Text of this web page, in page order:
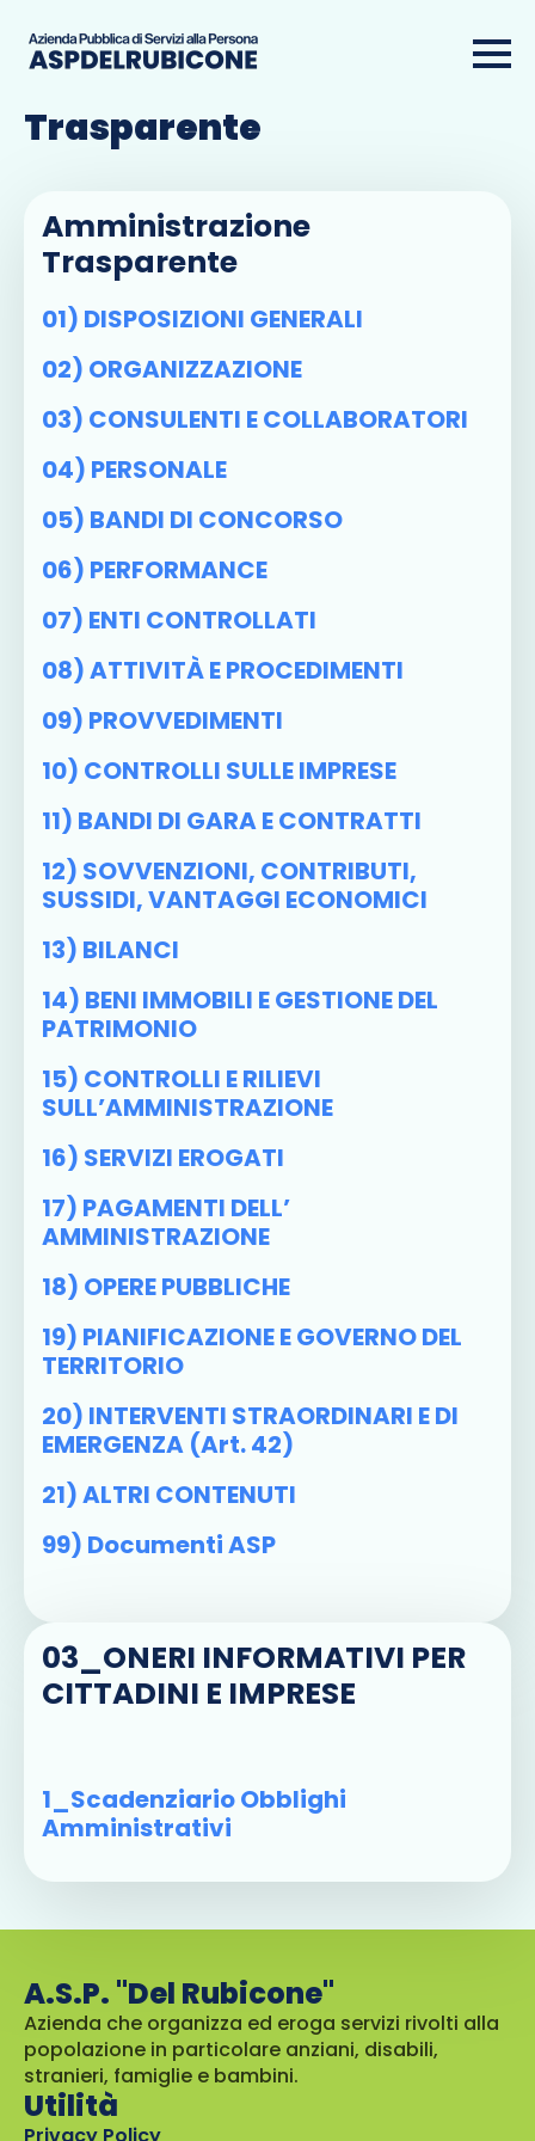
Amministrazione
Trasparente
Amministrazione
Trasparente
01) DISPOSIZIONI GENERALI
02) ORGANIZZAZIONE
03) CONSULENTI E COLLABORATORI
04) PERSONALE
05) BANDI DI CONCORSO
06) PERFORMANCE
07) ENTI CONTROLLATI
08) ATTIVITÀ E PROCEDIMENTI
09) PROVVEDIMENTI
10) CONTROLLI SULLE IMPRESE
11) BANDI DI GARA E CONTRATTI
12) SOVVENZIONI, CONTRIBUTI,
SUSSIDI, VANTAGGI ECONOMICI
13) BILANCI
14) BENI IMMOBILI E GESTIONE DEL
PATRIMONIO
15) CONTROLLI E RILIEVI
SULL’AMMINISTRAZIONE
16) SERVIZI EROGATI
17) PAGAMENTI DELL’
AMMINISTRAZIONE
18) OPERE PUBBLICHE
19) PIANIFICAZIONE E GOVERNO DEL
TERRITORIO
20) INTERVENTI STRAORDINARI E DI
EMERGENZA (art. 42)
21) ALTRI CONTENUTI
99) Documenti ASP
03_ONERI INFORMATIVI PER
CITTADINI E IMPRESE
1_Scadenziario Obblighi
Amministrativi
A.S.P. "Del Rubicone"
Azienda che organizza ed eroga servizi rivolti alla
popolazione in particolare anziani, disabili,
stranieri, famiglie e bambini.
Utilità